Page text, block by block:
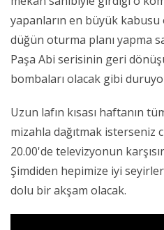
yapanların en büyük
düğün oturma planı yapma
Paşa Abi serisinin geri
bombaları olacak gibi
Uzun lafın kısası haftanın
mizahla dağıtmak isterseniz
20.00'de televizyonun
Şimdiden hepimize iyi
dolu bir akşam olacak.